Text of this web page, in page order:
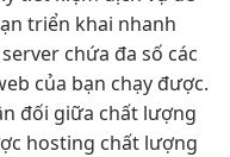
triển khai nhanh
chứa đa số các
của bạn chạy được.
đối giữa chất lượng
hosting chất lượng